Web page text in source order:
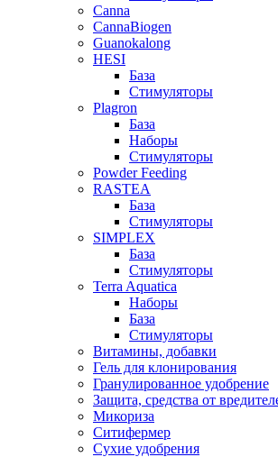
Canna
CannaBiogen
Guanokalong
HESI
База
Стимуляторы
Plagron
База
Наборы
Стимуляторы
Powder Feeding
RASTEA
База
Стимуляторы
SIMPLEX
База
Стимуляторы
Terra Aquatica
Наборы
База
Стимуляторы
Витамины, добавки
Гель для клонирования
Гранулированное удобрение
Защита, средства от
Микориза
Ситифермер
Сухие удобрения